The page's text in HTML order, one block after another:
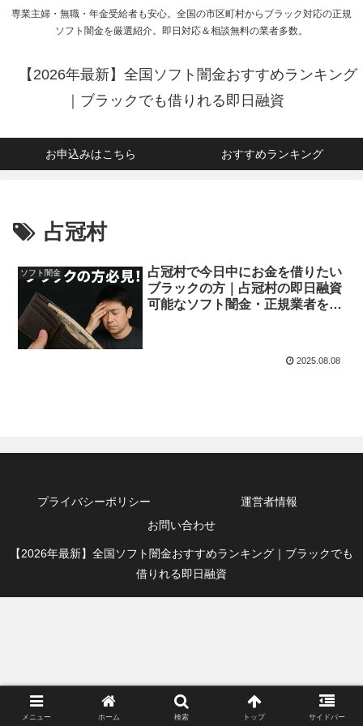
専業主婦・無職・年金受給者も安心。全国の市区町村からブラック対応の正規
ソフト闇金を厳選紹介。即日対応＆相談無料の業者多数。
【2026年最新】全国ソフト闇金おすすめランキング
｜ブラックでも借りれる即日融資
お申込みはこちら おすすめランキング
占冠村
ソフト闇金
占冠村で今日中にお金を借りたい
ブラックの方｜占冠村の即日融資
可能なソフト闇金・正規業者を紹
2025.08.08
プライバシーポリシー
運営者情報
お問い合わせ
【2026年最新】全国ソフト闇金おすすめランキング｜ブラックでも
借りれる即日融資
メニュー ホーム 検索 トップ サイドバー